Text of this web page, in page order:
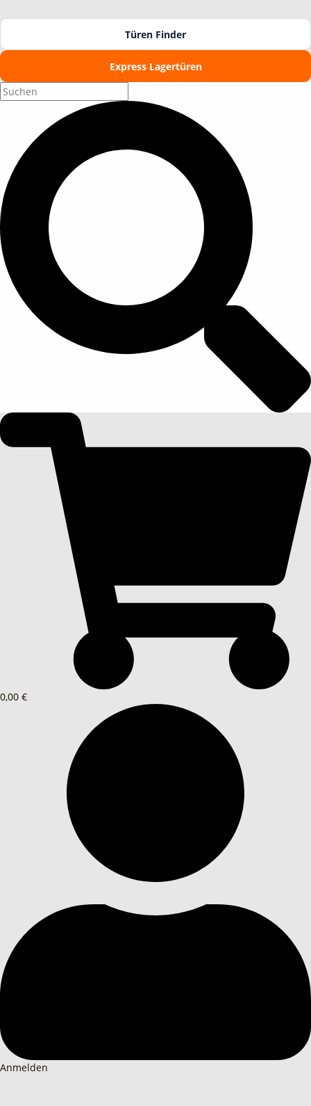
Türen Finder
Express Lagertüren
0,00 €
Anmelden